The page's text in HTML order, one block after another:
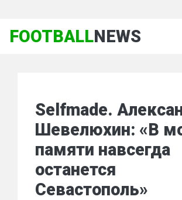
FOOTBALLNEWS
Selfmade.
Шевелюхин: «В
памяти навсегда
останется
Севастополь»